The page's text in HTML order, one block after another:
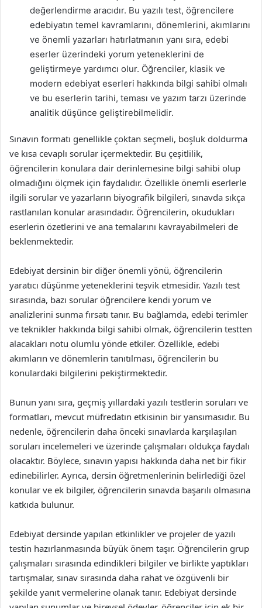
değerlendirme aracıdır. Bu yazılı test, öğrencilere
edebiyatın temel kavramlarını, dönemlerini, akımlarını
ve önemli yazarları hatırlatmanın yanı sıra, edebi
eserler üzerindeki yorum yeteneklerini de
geliştirmeye yardımcı olur. Öğrenciler, klasik ve
modern edebiyat eserleri hakkında bilgi sahibi olmalı
ve bu eserlerin tarihi, teması ve yazım tarzı üzerinde
analitik düşünce geliştirebilmelidir.
Sınavın formatı genellikle çoktan seçmeli, boşluk doldurma
ve kısa cevaplı sorular içermektedir. Bu çeşitlilik,
öğrencilerin konulara dair derinlemesine bilgi sahibi olup
olmadığını ölçmek için faydalıdır. Özellikle önemli eserlerle
ilgili sorular ve yazarların biyografik bilgileri, sınavda sıkça
rastlanılan konular arasındadır. Öğrencilerin, okudukları
eserlerin özetlerini ve ana temalarını kavrayabilmeleri de
beklenmektedir.
Edebiyat dersinin bir diğer önemli yönü, öğrencilerin
yaratıcı düşünme yeteneklerini teşvik etmesidir. Yazılı test
sırasında, bazı sorular öğrencilere kendi yorum ve
analizlerini sunma fırsatı tanır. Bu bağlamda, edebi terimler
ve teknikler hakkında bilgi sahibi olmak, öğrencilerin testten
alacakları notu olumlu yönde etkiler. Özellikle, edebi
akımların ve dönemlerin tanıtılması, öğrencilerin bu
konulardaki bilgilerini pekiştirmektedir.
Bunun yanı sıra, geçmiş yıllardaki yazılı testlerin soruları ve
formatları, mevcut müfredatın etkisinin bir yansımasıdır. Bu
nedenle, öğrencilerin daha önceki sınavlarda karşılaşılan
soruları incelemeleri ve üzerinde çalışmaları oldukça faydalı
olacaktır. Böylece, sınavın yapısı hakkında daha net bir fikir
edinebilirler. Ayrıca, dersin öğretmenlerinin belirlediği özel
konular ve ek bilgiler, öğrencilerin sınavda başarılı olmasına
katkıda bulunur.
Edebiyat dersinde yapılan etkinlikler ve projeler de yazılı
testin hazırlanmasında büyük önem taşır. Öğrencilerin grup
çalışmaları sırasında edindikleri bilgiler ve birlikte yaptıkları
tartışmalar, sınav sırasında daha rahat ve özgüvenli bir
şekilde yanıt vermelerine olanak tanır. Edebiyat dersinde